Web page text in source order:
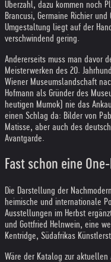
Überzahl, dazu kommen noch
Brancusi, Germaine Richier
Umgestaltung liegt auf der
verschwindend gering.
Andererseits muss man davor
Meisterwerken des 20.
Wiener Museumslandschaft
Hofmann als Gründer des
heutigen Mumok) nie das
einen Schlag da: Bilder von
Matisse, aber auch des
Avantgarde.
Fast schon eine
Die Darstellung der
heimische und internationale
Ausstellungen im Herbst
und Gottfried Helnwein, eine
Kentridge, Südafrikas
Wäre der Katalog zur